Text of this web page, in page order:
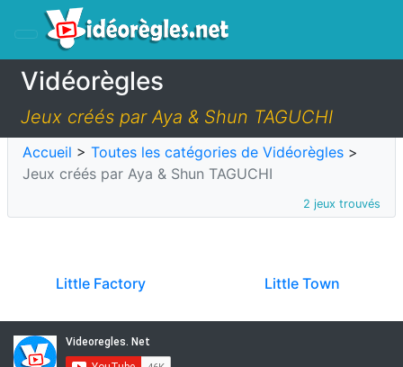
Vidéorègles
Jeux créés par Aya & Shun TAGUCHI
Accueil > Toutes les catégories de Vidéorègles >
Jeux créés par Aya & Shun TAGUCHI
2 jeux trouvés
Little Factory Little Town